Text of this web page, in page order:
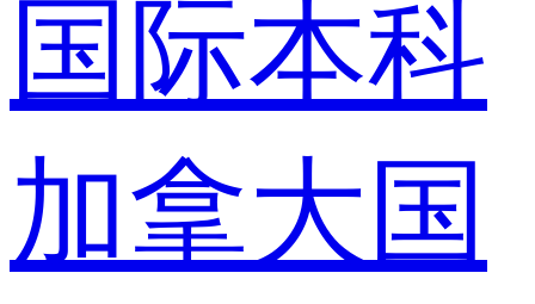
国际本科
加拿大国